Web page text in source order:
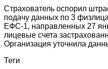
Страхователь оспорил
подачу данных по 3
ЕФС-1, направленных 27
лицевые счета
Организация уточнила
Теги